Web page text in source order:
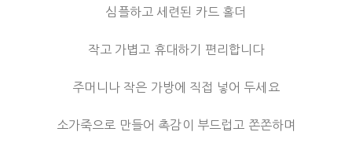
심플하고 세련된 카드 홀더
작고 가볍고 휴대하기 편리합니다
주머니나 작은 가방에 직접 넣어 두세요
소가죽으로 만들어 촉감이 부드럽고 쫀쫀하며